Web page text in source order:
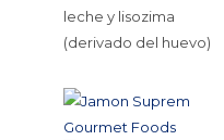
leche y lisozima
(derivado del huevo)